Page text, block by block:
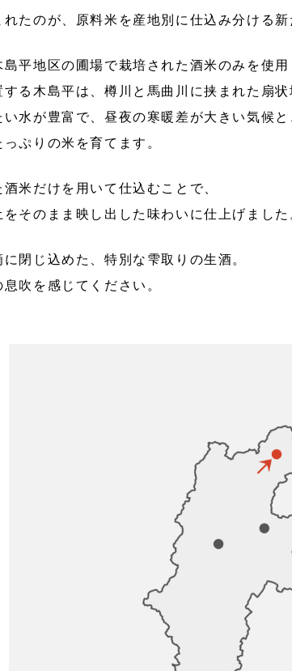
れたのが、原料米を産地別に仕込み分ける
平地区の圃場で栽培された酒米のみを使
る木島平は、樽川と馬曲川に挟まれた扇
い水が豊富で、昼夜の寒暖差が大きい気候
ぷりの米を育てます。
米だけを用いて仕込むことで、
そのまま映し出した味わいに仕上げまし
閉じ込めた、特別な雫取りの生酒。
吹を感じてください。